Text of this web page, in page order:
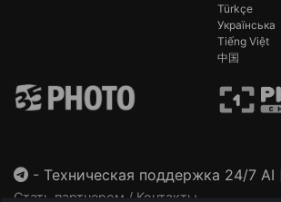
Türkçe
Українська
Tiếng Việt
中国
- Техническая поддержка 24/7 AI
Стать партнером / Контакты